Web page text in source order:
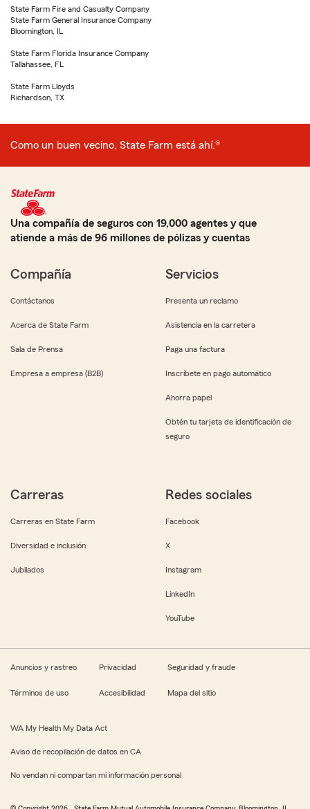
State Farm Fire and Casualty Company
State Farm General Insurance Company
Bloomington, IL
State Farm Florida Insurance Company
Tallahassee, FL
State Farm Lloyds
Richardson, TX
Como un buen vecino, State Farm está ahí.®
Una compañía de seguros con 19,000 agentes y que
atiende a más de 96 millones de pólizas y cuentas
Compañía
Contáctanos
Acerca de State Farm
Sala de Prensa
Empresa a empresa (B2B)
Servicios
Presenta un reclamo
Asistencia en la carretera
Paga una factura
Inscríbete en pago automático
Ahorra papel
Obtén tu tarjeta de identificación de
seguro
Carreras
Carreras en State Farm
Diversidad e inclusión
Jubilados
Redes sociales
Facebook
X
Instagram
LinkedIn
YouTube
Anuncios y rastreo Privacidad Seguridad y fraude
Términos de uso Accesibilidad Mapa del sitio
WA My Health My Data Act
Aviso de recopilación de datos en CA
No vendan ni compartan mi información personal